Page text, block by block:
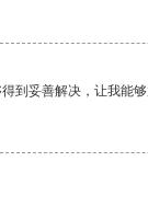
到妥善解决，让我能够